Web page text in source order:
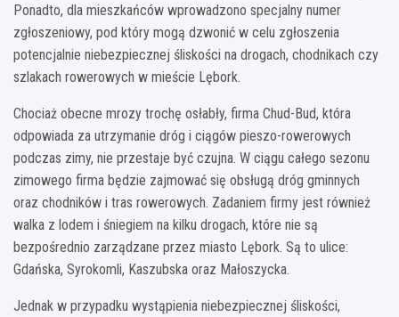
Ponadto, dla mieszkańców wprowadzono specjalny numer
zgłoszeniowy, pod który mogą dzwonić w celu zgłoszenia
potencjalnie niebezpiecznej śliskości na drogach, chodnikach czy
szlakach rowerowych w mieście Lębork.
Chociaż obecne mrozy trochę osłabły, firma Chud-Bud, która
odpowiada za utrzymanie dróg i ciągów pieszo-rowerowych
podczas zimy, nie przestaje być czujna. W ciągu całego sezonu
zimowego firma będzie zajmować się obsługą dróg gminnych
oraz chodników i tras rowerowych. Zadaniem firmy jest również
walka z lodem i śniegiem na kilku drogach, które nie są
bezpośrednio zarządzane przez miasto Lębork. Są to ulice:
Gdańska, Syrokomli, Kaszubska oraz Małoszycka.
Jednak w przypadku wystąpienia niebezpiecznej śliskości,